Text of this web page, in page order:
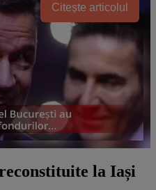
Citește articolul
la Iași